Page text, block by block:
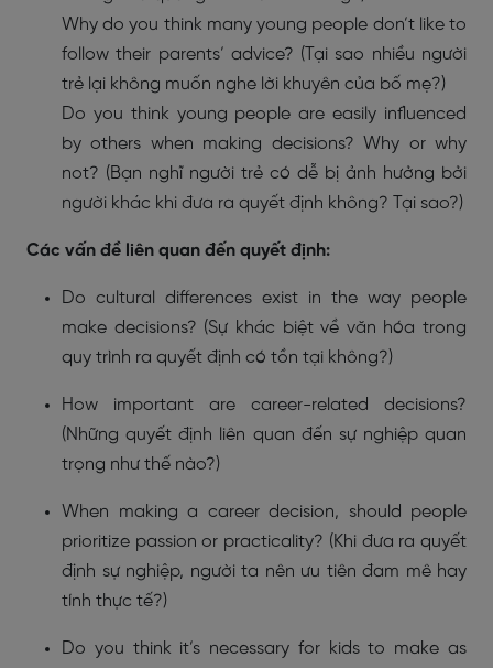
Why do you think many young people don’t like to
follow their parents’ advice? (Tại sao nhiều người
trẻ lại không muốn nghe lời khuyên của bố mẹ?)
Do you think young people are easily influenced
by others when making decisions? Why or why
not? (Bạn nghĩ người trẻ có dễ bị ảnh hưởng bởi
người khác khi đưa ra quyết định không? Tại sao?)
Các vấn đề liên quan đến quyết định:
Do cultural differences exist in the way people
make decisions? (Sự khác biệt về văn hóa trong
quy trình ra quyết định có tồn tại không?)
How important are career-related decisions?
(Những quyết định liên quan đến sự nghiệp quan
trọng như thế nào?)
When making a career decision, should people
prioritize passion or practicality? (Khi đưa ra quyết
định sự nghiệp, người ta nên ưu tiên đam mê hay
tính thực tế?)
Do you think it’s necessary for kids to make as